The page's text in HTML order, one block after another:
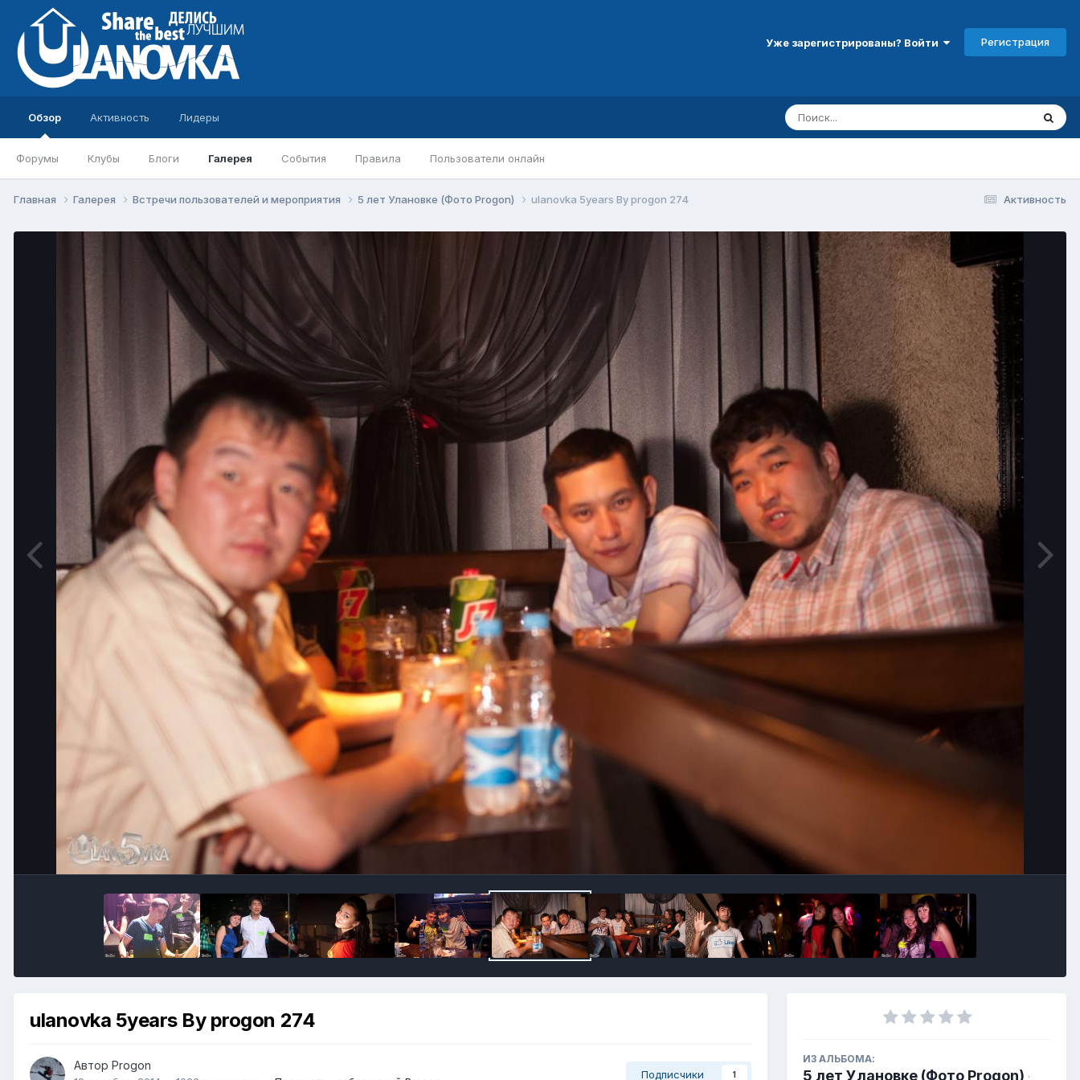
Уже зарегистрированы? Войти Регистрация
Обзор
Форумы Клубы Блоги Галерея События Правила Пользователи онлайн
Активность Лидеры
Активность
Главная Галерея Встречи пользователей и мероприятия 5 лет Улановке (Фото Progon) ulanovka 5years By progon 274
ulanovka 5years By progon 274
Автор Progon
Подписчики 1
ИЗ АЛЬБОМА:
5 лет Улановке (Фото Progon) ·